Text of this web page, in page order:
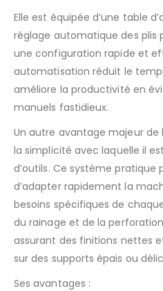
Elle est équipée d’une table
réglage automatique des plis
une configuration rapide et
automatisation réduit le
améliore la productivité en
manuels fastidieux.
Un autre avantage majeur de
la simplicité avec laquelle il
d’outils. Ce système
d’adapter rapidement la
besoins spécifiques de
du rainage et de la
assurant des finitions nettes
sur des supports épais ou
Ses avantages :